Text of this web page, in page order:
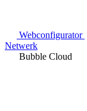
Webconfigurator
Netwerk
Bubble Cloud